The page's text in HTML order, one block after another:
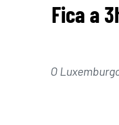
Fica a
O